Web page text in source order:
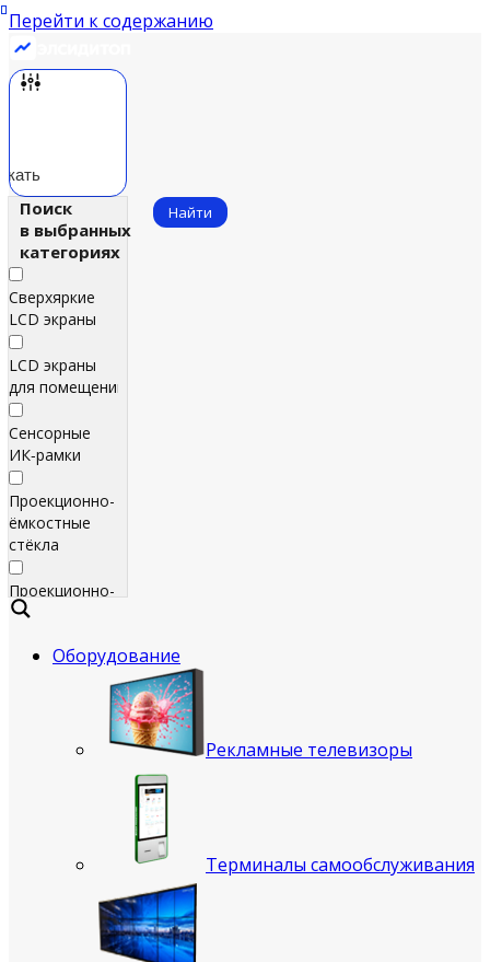
Перейти к содержанию
Поиск
в выбранных
категориях
Сверхяркие
LCD экраны
LCD экраны
для помещений
Сенсорные
ИК‑рамки
Проекционно-
ёмкостные
стёкла
Проекционно-
ёмкостные
Найти
Оборудование
Рекламные телевизоры
Терминалы самообслуживания